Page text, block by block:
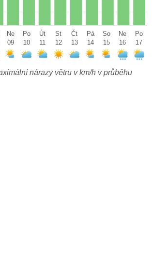
Ne
09
Po
10
Út
11
St
12
Čt
13
Pá
14
So
15
Ne
16
Po
17
nárazy větru v km/h v průběhu